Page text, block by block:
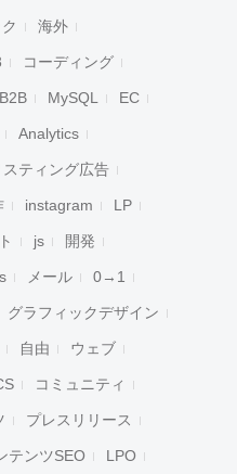
海外
コーディング
B2B MySQL EC
Analytics
スティング広告
instagram LP
js 開発
メール 0→1
グラフィックデザイン
自由 ウェブ
コミュニティ
プレスリリース
テンツSEO LPO